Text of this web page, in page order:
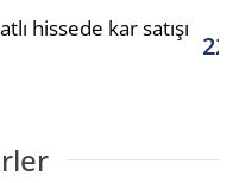
hissede kar satışı